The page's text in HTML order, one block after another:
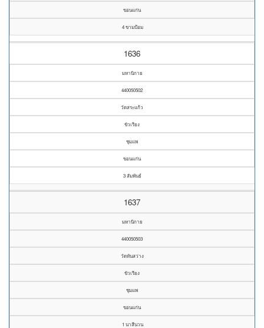
ขอนแก่น
4 ขามป้อม
1636
มหานิกาย
440050502
วัดสระแก้ว
ขัวเรียง
ชุมแพ
ขอนแก่น
3 สัมพันธ์
1637
มหานิกาย
440050503
วัดหันสว่าง
ขัวเรียง
ชุมแพ
ขอนแก่น
1 นาสีนวน